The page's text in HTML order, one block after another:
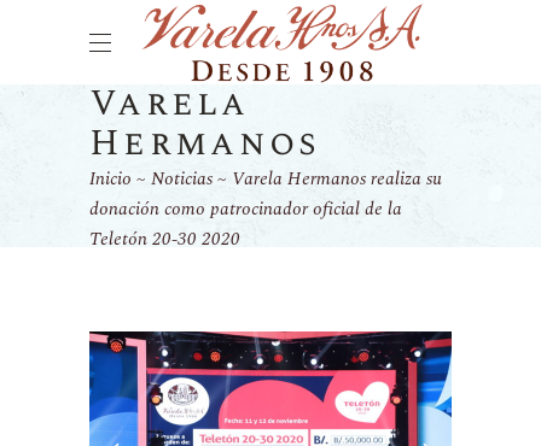
Varela
Hermanos
Inicio Noticias
Varela Hermanos realiza su
donación como patrocinador oficial de la
Teletón 20-30 2020